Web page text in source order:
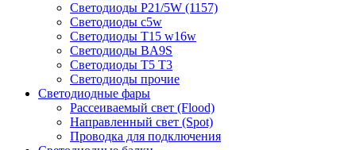
Светодиоды P21/5W (1157)
Светодиоды c5w
Светодиоды T15 w16w
Светодиоды BA9S
Светодиоды T5 T3
Светодиоды прочие
Светодиодные фары
Рассеиваемый свет (Flood)
Направленный свет (Spot)
Проводка для подключения